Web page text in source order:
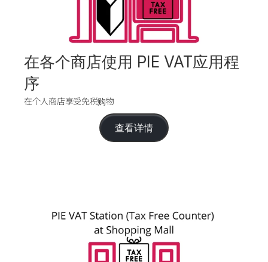
在各个商店使用 PIE VAT应用程
序
在个人商店享受免税购物
查看详情